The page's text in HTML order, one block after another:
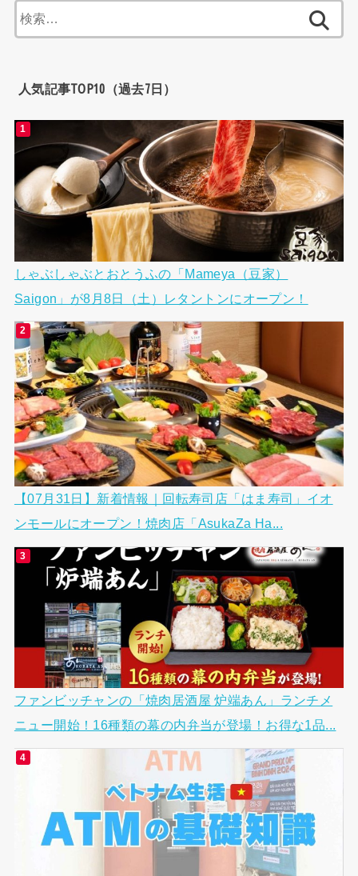
索:
人気記事TOP10（過去7日）
しゃぶしゃぶとおとうふの「Mameya（豆家）
Saigon」が8月8日（土）レタントンにオープン！
【07月31日】新着情報｜回転寿司店「はま寿司」イオ
ンモールにオープン！焼肉店「AsukaZa Ha...
ファンビッチャンの「焼肉居酒屋 炉端あん」ランチメ
ニュー開始！16種類の幕の内弁当が登場！お得な1品...